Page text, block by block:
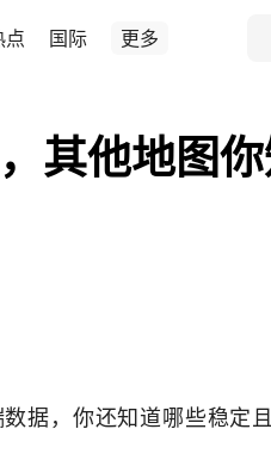
点 国际 更多
其他地图
据，你还知道哪些稳定